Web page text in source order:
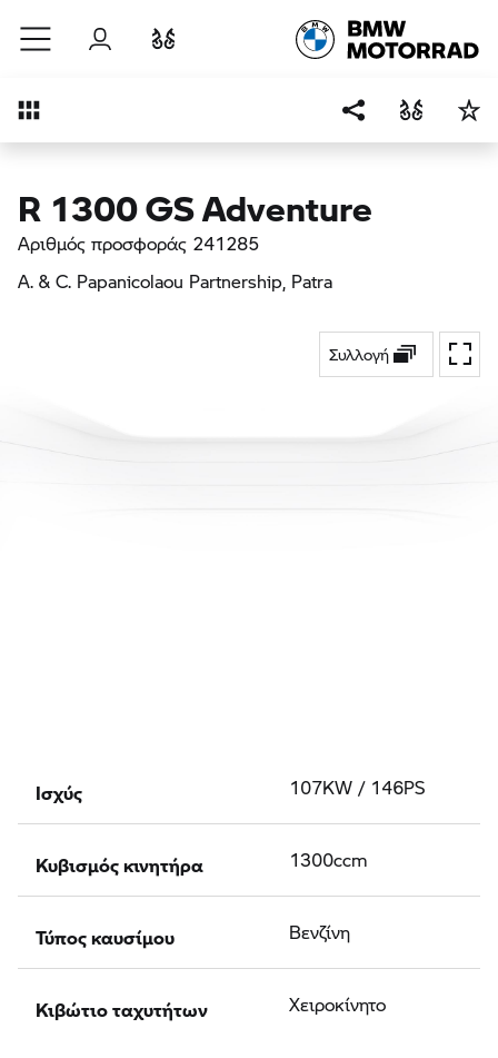
Μετάβαση στο κύριο περιεχόμενο
Σύνδεση
Επισκόπηση
R 1300 GS Adventure
Αριθμός προσφοράς 241285
A. & C. Papanicolaou Partnership, Patra
Συλλογή
Ισχύς 107KW / 146PS
Κυβισμός κινητήρα 1300ccm
Τύπος καυσίμου Βενζίνη
Κιβώτιο ταχυτήτων Χειροκίνητο